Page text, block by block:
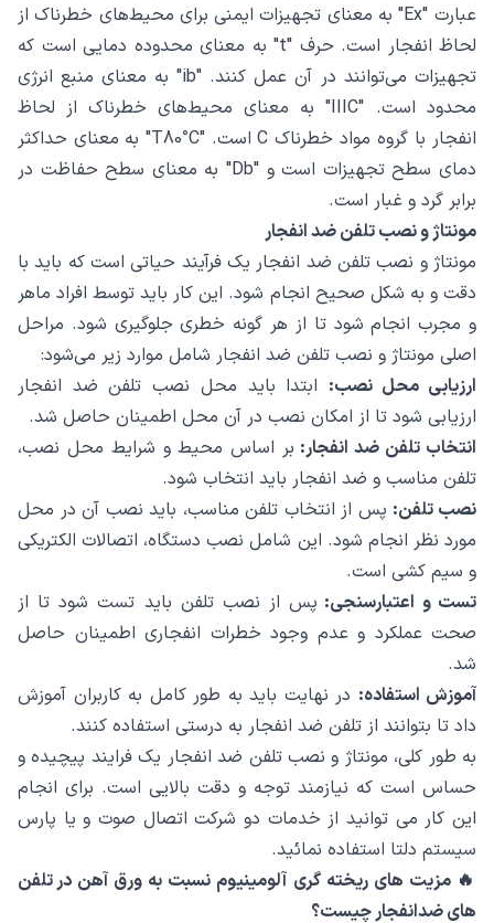
عبارت "Ex" به معنای تجهیزات ایمنی برای محیط‌های خطرناک از
لحاظ انفجار است. حرف "t" به معنای محدوده دمایی است که
تجهیزات می‌توانند در آن عمل کنند. "ib" به معنای منبع انرژی
محدود است. "IIIC" به معنای محیط‌های خطرناک از لحاظ
انفجار با گروه مواد خطرناک C است. "T80°C" به معنای حداکثر
دمای سطح تجهیزات است و "Db" به معنای سطح حفاظت در
برابر گرد و غبار است.
مونتاژ و نصب تلفن ضد انفجار
مونتاژ و نصب تلفن ضد انفجار یک فرآیند حیاتی است که باید با
دقت و به شکل صحیح انجام شود. این کار باید توسط افراد ماهر
و مجرب انجام شود تا از هر گونه خطری جلوگیری شود. مراحل
اصلی مونتاژ و نصب تلفن ضد انفجار شامل موارد زیر می‌شود:
ارزیابی محل نصب: ابتدا باید محل نصب تلفن ضد انفجار
ارزیابی شود تا از امکان نصب در آن محل اطمینان حاصل شد.
انتخاب تلفن ضد انفجار: بر اساس محیط و شرایط محل نصب،
تلفن مناسب و ضد انفجار باید انتخاب شود.
نصب تلفن: پس از انتخاب تلفن مناسب، باید نصب آن در محل
مورد نظر انجام شود. این شامل نصب دستگاه، اتصالات الکتریکی
و سیم کشی است.
تست و اعتبارسنجی: پس از نصب تلفن باید تست شود تا از
صحت عملکرد و عدم وجود خطرات انفجاری اطمینان حاصل
شد.
آموزش استفاده: در نهایت باید به طور کامل به کاربران آموزش
داد تا بتوانند از تلفن ضد انفجار به درستی استفاده کنند.
به طور کلی، مونتاژ و نصب تلفن ضد انفجار یک فرایند پیچیده و
حساس است که نیازمند توجه و دقت بالایی است. برای انجام
این کار می توانید از خدمات دو شرکت اتصال صوت و یا پارس
سیستم دلتا استفاده نمائید.
🔥 مزیت های ریخته گری آلومینیوم نسبت به ورق آهن در تلفن
های ضدانفجار چیست؟